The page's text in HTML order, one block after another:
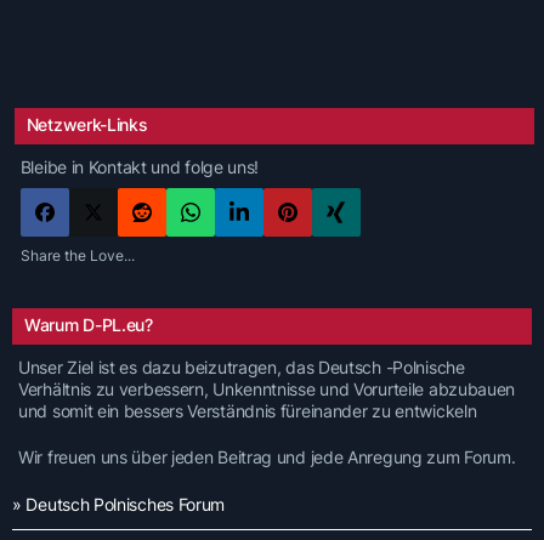
Netzwerk-Links
Bleibe in Kontakt und folge uns!
Share the Love...
Warum D-PL.eu?
Unser Ziel ist es dazu beizutragen, das Deutsch -Polnische
Verhältnis zu verbessern, Unkenntnisse und Vorurteile abzubauen
und somit ein bessers Verständnis füreinander zu entwickeln
Wir freuen uns über jeden Beitrag und jede Anregung zum Forum.
» Deutsch Polnisches Forum